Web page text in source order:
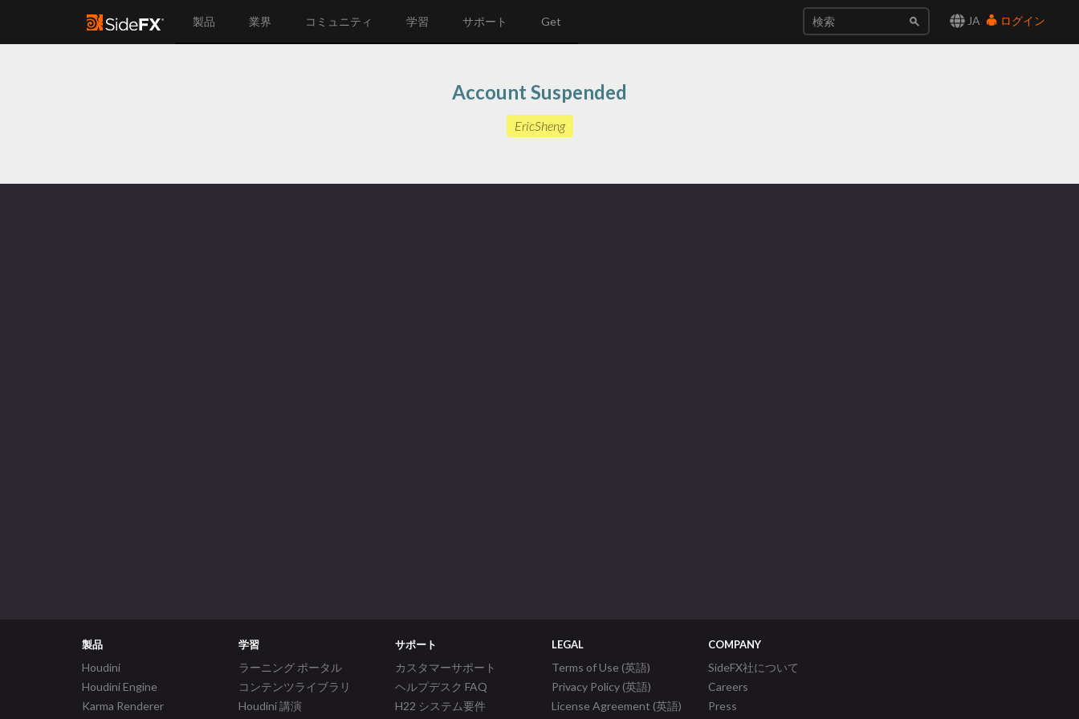
JA ログイン
製品 業界 コミュニティ 学習 サポート Get
Account Suspended
EricSheng
製品
Houdini
Houdini Engine
Karma Renderer
学習
ラーニング ポータル
コンテンツライブラリ
Houdini 講演
サポート
カスタマーサポート
ヘルプデスク FAQ
H22 システム要件
LEGAL
Terms of Use (英語)
Privacy Policy (英語)
License Agreement (英語)
COMPANY
SideFX社について
Careers
Press